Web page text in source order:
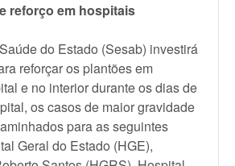
reforço em hospitais
do Estado (Sesab) investirá
reforçar os plantões em
e no interior durante os dias de
os casos de maior gravidade
para as seguintes
Geral do Estado (HGE),